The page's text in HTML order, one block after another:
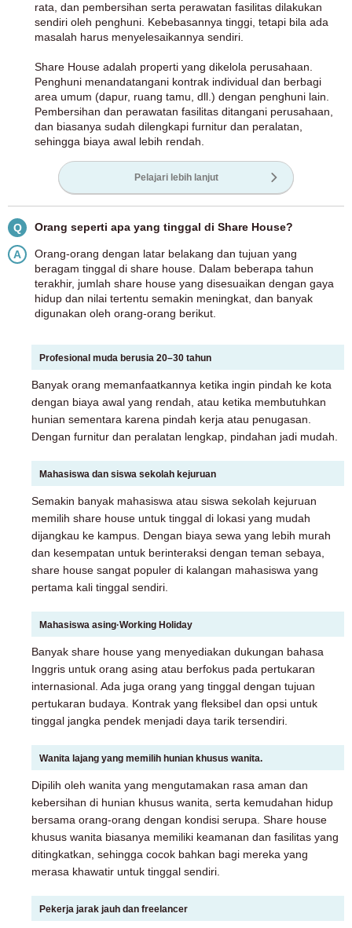
rata, dan pembersihan serta perawatan fasilitas dilakukan
sendiri oleh penghuni. Kebebasannya tinggi, tetapi bila ada
masalah harus menyelesaikannya sendiri.
Share House adalah properti yang dikelola perusahaan.
Penghuni menandatangani kontrak individual dan berbagi
area umum (dapur, ruang tamu, dll.) dengan penghuni lain.
Pembersihan dan perawatan fasilitas ditangani perusahaan,
dan biasanya sudah dilengkapi furnitur dan peralatan,
sehingga biaya awal lebih rendah.
Pelajari lebih lanjut
Q Orang seperti apa yang tinggal di Share House?
A
Orang-orang dengan latar belakang dan tujuan yang
beragam tinggal di share house. Dalam beberapa tahun
terakhir, jumlah share house yang disesuaikan dengan gaya
hidup dan nilai tertentu semakin meningkat, dan banyak
digunakan oleh orang-orang berikut.
Profesional muda berusia 20–30 tahun
Banyak orang memanfaatkannya ketika ingin pindah ke kota
dengan biaya awal yang rendah, atau ketika membutuhkan
hunian sementara karena pindah kerja atau penugasan.
Dengan furnitur dan peralatan lengkap, pindahan jadi mudah.
Mahasiswa dan siswa sekolah kejuruan
Semakin banyak mahasiswa atau siswa sekolah kejuruan
memilih share house untuk tinggal di lokasi yang mudah
dijangkau ke kampus. Dengan biaya sewa yang lebih murah
dan kesempatan untuk berinteraksi dengan teman sebaya,
share house sangat populer di kalangan mahasiswa yang
pertama kali tinggal sendiri.
Mahasiswa asing·Working Holiday
Banyak share house yang menyediakan dukungan bahasa
Inggris untuk orang asing atau berfokus pada pertukaran
internasional. Ada juga orang yang tinggal dengan tujuan
pertukaran budaya. Kontrak yang fleksibel dan opsi untuk
tinggal jangka pendek menjadi daya tarik tersendiri.
Wanita lajang yang memilih hunian khusus wanita.
Dipilih oleh wanita yang mengutamakan rasa aman dan
kebersihan di hunian khusus wanita, serta kemudahan hidup
bersama orang-orang dengan kondisi serupa. Share house
khusus wanita biasanya memiliki keamanan dan fasilitas yang
ditingkatkan, sehingga cocok bahkan bagi mereka yang
merasa khawatir untuk tinggal sendiri.
Pekerja jarak jauh dan freelancer